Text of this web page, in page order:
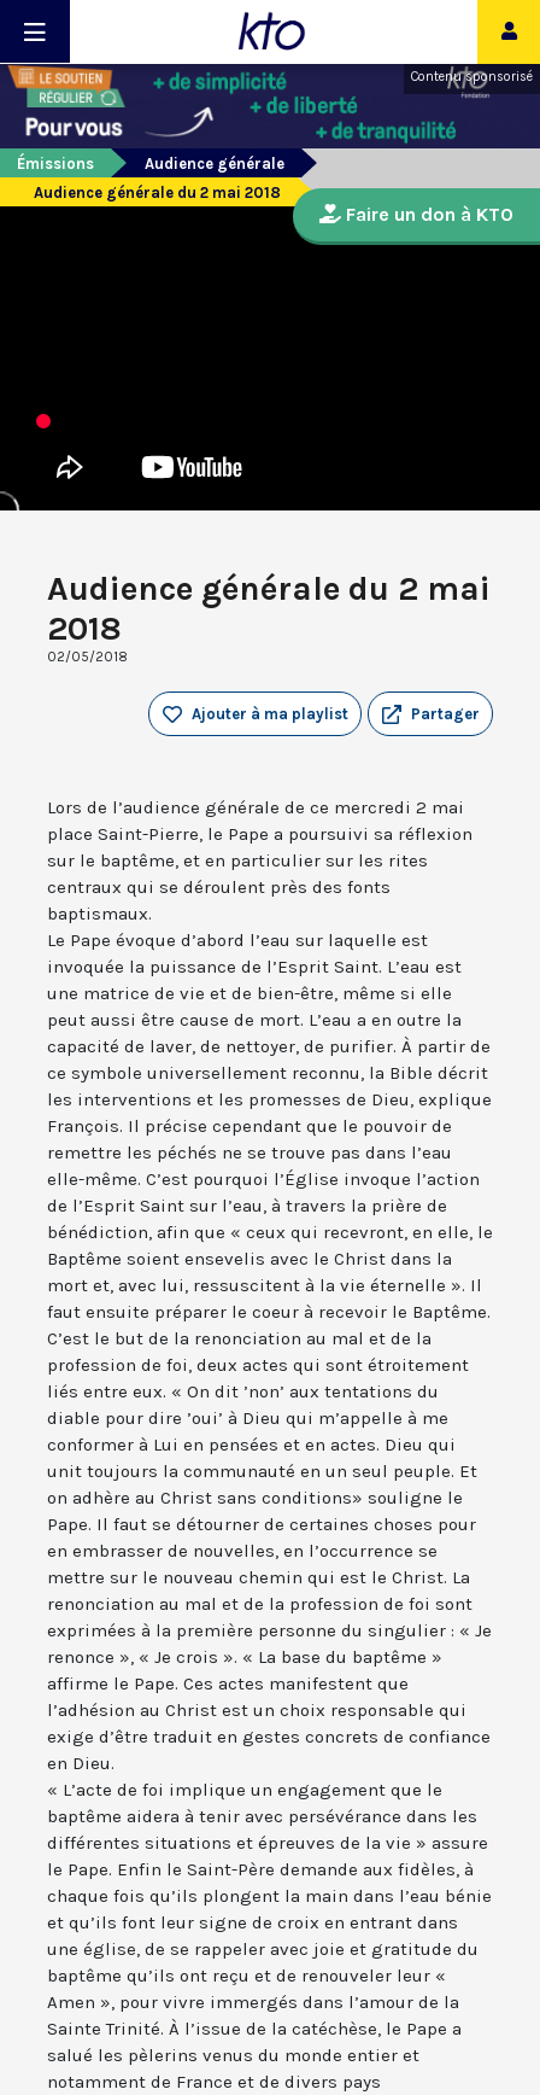
Contenu sponsorisé
Émissions
Audience générale
Audience générale du 2 mai 2018
Audience générale du 2 mai
2018
02/05/2018
Partager
Ajouter à ma playlist
Lors de l’audience générale de ce mercredi 2 mai
place Saint-Pierre, le Pape a poursuivi sa réflexion
sur le baptême, et en particulier sur les rites
centraux qui se déroulent près des fonts
baptismaux.
Le Pape évoque d’abord l’eau sur laquelle est
invoquée la puissance de l’Esprit Saint. L’eau est
une matrice de vie et de bien-être, même si elle
peut aussi être cause de mort. L’eau a en outre la
capacité de laver, de nettoyer, de purifier. À partir de
ce symbole universellement reconnu, la Bible décrit
les interventions et les promesses de Dieu, explique
François. Il précise cependant que le pouvoir de
remettre les péchés ne se trouve pas dans l’eau
elle-même. C’est pourquoi l’Église invoque l’action
de l’Esprit Saint sur l’eau, à travers la prière de
bénédiction, afin que « ceux qui recevront, en elle, le
Baptême soient ensevelis avec le Christ dans la
mort et, avec lui, ressuscitent à la vie éternelle ». Il
faut ensuite préparer le coeur à recevoir le Baptême.
C’est le but de la renonciation au mal et de la
profession de foi, deux actes qui sont étroitement
liés entre eux. « On dit ’non’ aux tentations du
diable pour dire ’oui’ à Dieu qui m’appelle à me
conformer à Lui en pensées et en actes. Dieu qui
unit toujours la communauté en un seul peuple. Et
on adhère au Christ sans conditions» souligne le
Pape. Il faut se détourner de certaines choses pour
en embrasser de nouvelles, en l’occurrence se
mettre sur le nouveau chemin qui est le Christ. La
renonciation au mal et de la profession de foi sont
exprimées à la première personne du singulier : « Je
renonce », « Je crois ». « La base du baptême »
affirme le Pape. Ces actes manifestent que
l’adhésion au Christ est un choix responsable qui
exige d’être traduit en gestes concrets de confiance
en Dieu.
« L’acte de foi implique un engagement que le
baptême aidera à tenir avec persévérance dans les
différentes situations et épreuves de la vie » assure
le Pape. Enfin le Saint-Père demande aux fidèles, à
chaque fois qu’ils plongent la main dans l’eau bénie
et qu’ils font leur signe de croix en entrant dans
une église, de se rappeler avec joie et gratitude du
baptême qu’ils ont reçu et de renouveler leur «
Amen », pour vivre immergés dans l’amour de la
Sainte Trinité. À l’issue de la catéchèse, le Pape a
salué les pèlerins venus du monde entier et
notamment de France et de divers pays
Faire un don à KTO